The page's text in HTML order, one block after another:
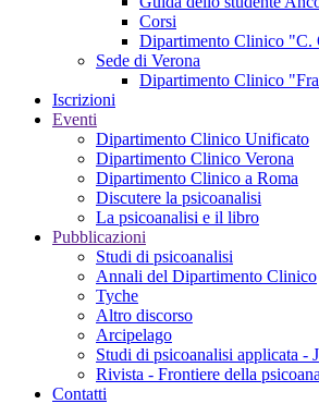
Corsi
Dipartimento Clinico "C.
Sede di Verona
Dipartimento Clinico
Iscrizioni
Eventi
Dipartimento Clinico Unificato
Dipartimento Clinico Verona
Dipartimento Clinico a Roma
Discutere la psicoanalisi
La psicoanalisi e il libro
Pubblicazioni
Studi di psicoanalisi
Annali del Dipartimento Clinico
Tyche
Altro discorso
Arcipelago
Studi di psicoanalisi applicata -
Rivista - Frontiere della
Contatti